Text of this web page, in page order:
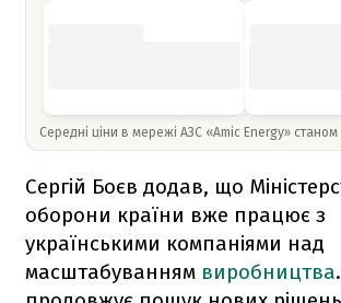
Середні ціни в мережі АЗС «Amic Energy» станом
Сергій Боєв додав, що
оборони країни вже працює з
українськими компаніями над
масштабуванням виробництва